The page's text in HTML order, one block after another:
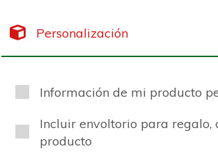
Personalización
Información de mi producto
Incluir envoltorio para
producto